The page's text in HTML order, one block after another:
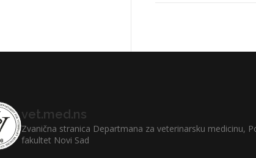
vet.med.ns
Zvanična stranica Departmana za veterinarsku medicinu,
fakultet Novi Sad